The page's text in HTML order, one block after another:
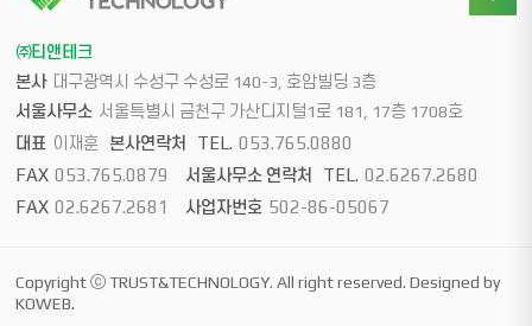
㈜티앤테크
본사 대구광역시 수성구 수성로 140-3, 호암빌딩 3층
서울사무소 서울특별시 금천구 가산디지털1로 181, 17층 1708호
대표 이재훈 본사연락처 TEL. 053.765.0880
FAX 053.765.0879 서울사무소 연락처 TEL. 02.6267.2680
FAX 02.6267.2681 사업자번호 502-86-05067
Copyright ⓒ TRUST&TECHNOLOGY. All right reserved. Designed by
KOWEB.